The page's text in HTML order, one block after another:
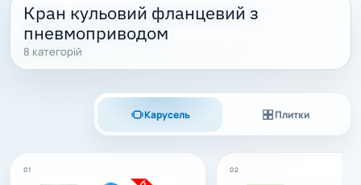
Кран кульовий фланцевий з
пневмоприводом
8 категорій
Карусель Плитки
01 02